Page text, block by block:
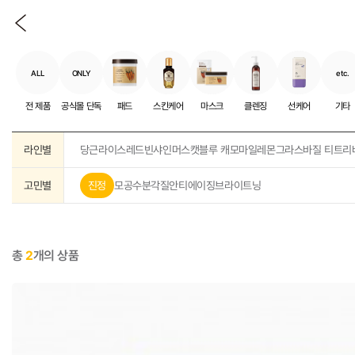
ALL
전 제품
ONLY
공식몰 단독 패드 스킨케어 마스크 클렌징 선케어
etc.
기타
라인별 당근라이스레드빈샤인머스캣블루 캐모마일레몬그라스바질 티트리
고민별 진정 모공수분각질안티에이징브라이트닝
총2개의 상품